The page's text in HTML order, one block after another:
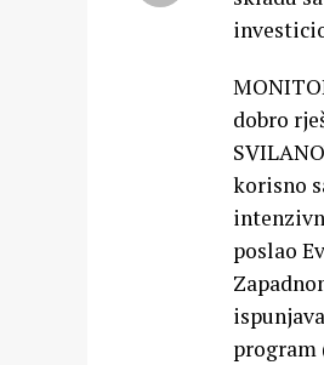
dobro
korisno
poslao
program